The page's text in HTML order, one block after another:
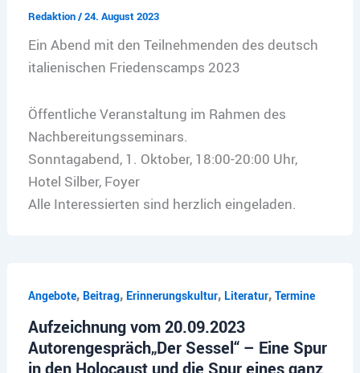
Redaktion/24. August 2023
Ein Abend mit den Teilnehmenden des deutsch
italienischen Friedenscamps 2023
Öffentliche Veranstaltung im Rahmen des
Nachbereitungsseminars.
Sonntagabend, 1. Oktober, 18:00-20:00 Uhr,
Hotel Silber, Foyer
Alle Interessierten sind herzlich eingeladen.
Angebote, Beitrag, Erinnerungskultur, Literatur, Termine
Aufzeichnung vom 20.09.2023
Autorengespräch„Der Sessel“ – Eine Spur